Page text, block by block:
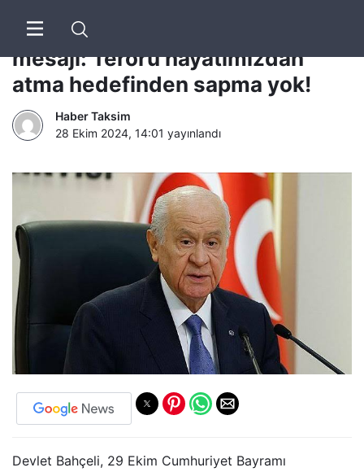
Devlet Bahçeli’den 29 Ekim
mesajı: Terörü hayatımızdan
atma hedefinden sapma yok!
Haber Taksim
28 Ekim 2024, 14:01 yayınlandı
Devlet Bahçeli, 29 Ekim Cumhuriyet Bayramı